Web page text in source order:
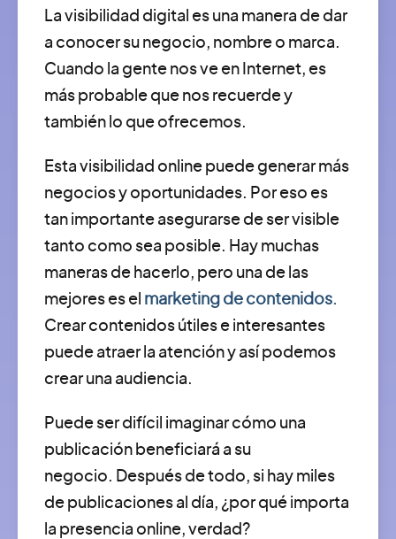
La visibilidad digital es una manera de dar
a conocer su negocio, nombre o marca.
Cuando la gente nos ve en Internet, es
más probable que nos recuerde y
también lo que ofrecemos.
Esta visibilidad online puede generar más
negocios y oportunidades. Por eso es
tan importante asegurarse de ser visible
tanto como sea posible. Hay muchas
maneras de hacerlo, pero una de las
mejores es el marketing de contenidos.
Crear contenidos útiles e interesantes
puede atraer la atención y así podemos
crear una audiencia.
Puede ser difícil imaginar cómo una
publicación beneficiará a su
negocio. Después de todo, si hay miles
de publicaciones al día, ¿por qué importa
la presencia online, verdad?